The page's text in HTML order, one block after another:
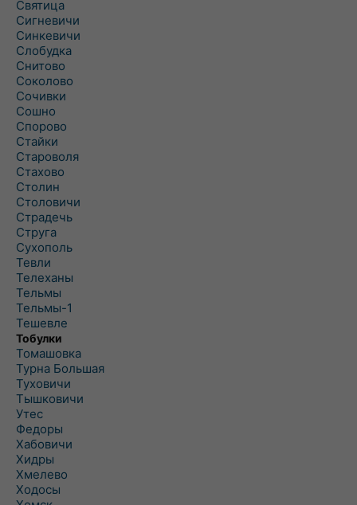
Святица
Сигневичи
Синкевичи
Слобудка
Снитово
Соколово
Сочивки
Сошно
Спорово
Стайки
Староволя
Стахово
Столин
Столовичи
Страдечь
Струга
Сухополь
Тевли
Телеханы
Тельмы
Тельмы-1
Тешевле
Тобулки
Томашовка
Турна Большая
Туховичи
Тышковичи
Утес
Федоры
Хабовичи
Хидры
Хмелево
Ходосы